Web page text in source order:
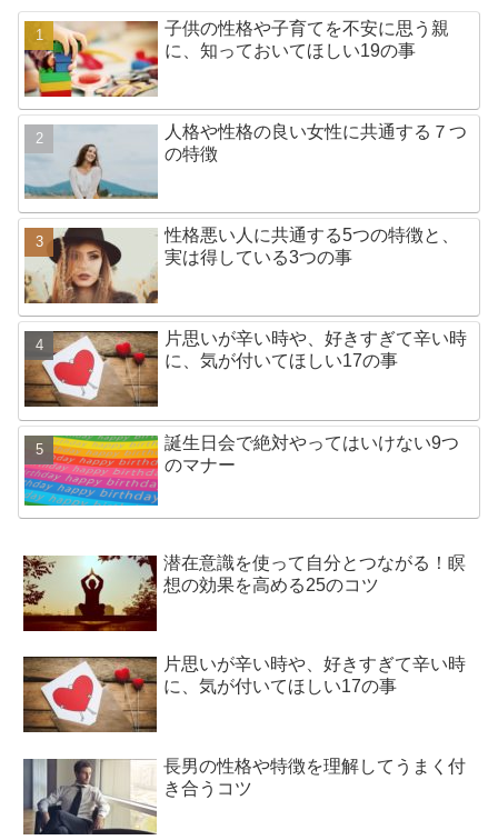
子供の性格や子育てを不安に思う親
に、知っておいてほしい19の事
人格や性格の良い女性に共通する７つ
の特徴
性格悪い人に共通する5つの特徴と、
実は得している3つの事
片思いが辛い時や、好きすぎて辛い時
に、気が付いてほしい17の事
誕生日会で絶対やってはいけない9つ
のマナー
潜在意識を使って自分とつながる！瞑
想の効果を高める25のコツ
片思いが辛い時や、好きすぎて辛い時
に、気が付いてほしい17の事
長男の性格や特徴を理解してうまく付
き合うコツ